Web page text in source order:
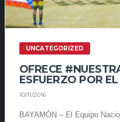
UNCATEGORIZED
OFRECE
ESFUERZO POR
10/11/2016
BAYAMÓN – El Equipo